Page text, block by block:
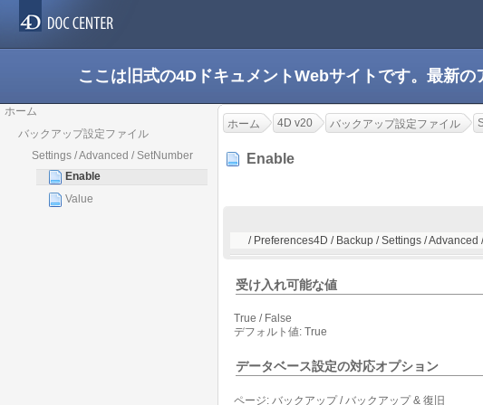
ここは旧式の4DドキュメントWebサイトです。最新
ホーム
バックアップ設定ファイル
Settings / Advanced / SetNumber
Enable
Value
ホーム 4D v20 バックアップ設定ファイル
Enable
/ Preferences4D / Backup / Settings / Advanced
受け入れ可能な値
True / False
デフォルト値: True
データベース設定の対応オプション
ページ: バックアップ / バックアップ & 復旧